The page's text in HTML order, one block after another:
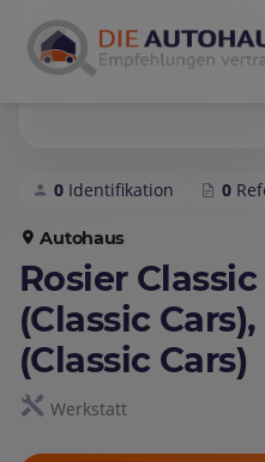
0 Identifikation 0
Autohaus
Rosier
(Classic
(Classic Cars)
Werkstatt